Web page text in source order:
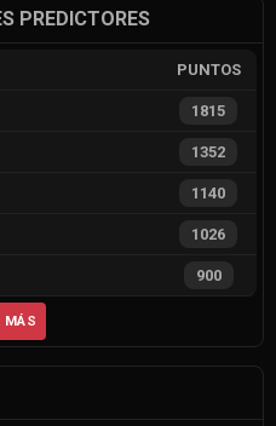
PREDICTORES
PUNTOS
1815
1352
1140
1026
900
MÁS